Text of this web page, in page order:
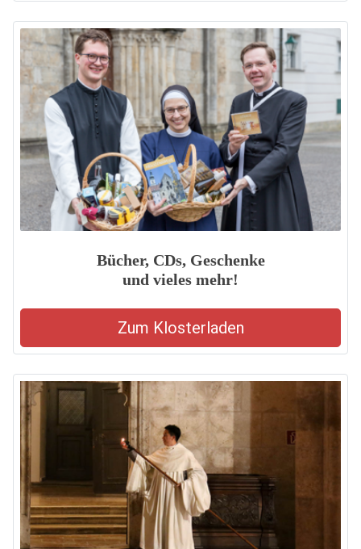
Bücher, CDs, Geschenke
und vieles mehr!
Zum Klosterladen